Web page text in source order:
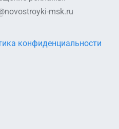
msk.ru
конфиденциальности